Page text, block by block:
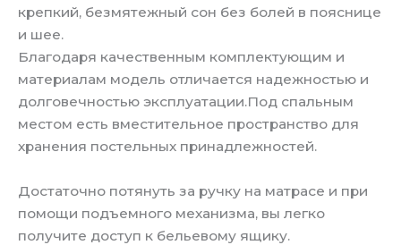
крепкий, безмятежный сон без болей в пояснице
и шее.
Благодаря качественным комплектующим и
материалам модель отличается надежностью и
долговечностью эксплуатации.Под спальным
местом есть вместительное пространство для
хранения постельных принадлежностей.
Достаточно потянуть за ручку на матрасе и при
помощи подъемного механизма, вы легко
получите доступ к бельевому ящику.